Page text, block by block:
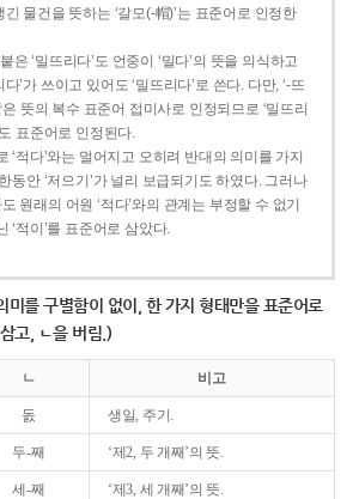
물건을 뜻하는 ‘갈모(-帽)’는 표준어로 인정한
은 ‘밀뜨리다’도 언중이 ‘밀다’의 뜻을 의식하고
’가 쓰이고 있어도 ‘밀뜨리다’로 쓴다. 다만, ‘-뜨
은 뜻의 복수 표준어 접미사로 인정되므로 ‘밀뜨리
표준어로 인정된다.
‘적다’와는 멀어지고 오히려 반대의 의미를 가지
동안 ‘저으기’가 널리 보급되기도 하였다. 그러나
원래의 어원 ‘적다’와의 관계는 부정할 수 없기
‘적이’를 표준어로 삼았다.
미를 구별함이 없이, 한 가지 형태만을 표준어로
고, ㄴ을 버림.)
ㄴ 비고
돐 생일, 주기.
두-째 ‘제2, 두 개째’의 뜻.
세-째 ‘제3, 세 개째’의 뜻.